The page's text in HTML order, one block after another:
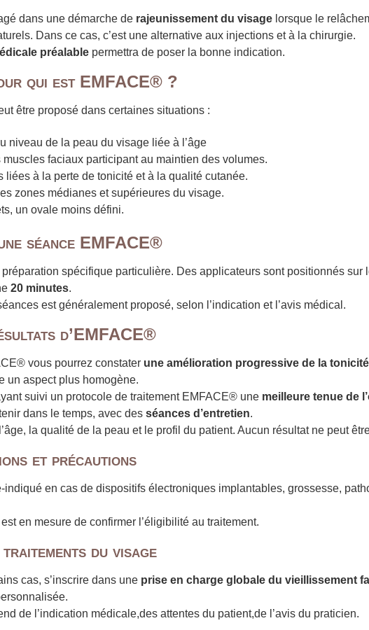
dans une démarche de rajeunissement du visage lorsque le
Dans ce cas, c’est une alternative aux injections et à la chirurgie.
préalable permettra de poser la bonne indication.
qui est EMFACE® ?
être proposé dans certaines situations :
niveau de la peau du visage liée à l’âge
faciaux participant au maintien des volumes.
liées à la perte de tonicité et à la qualité cutanée.
zones médianes et supérieures du visage.
un ovale moins défini.
séance EMFACE®
spécifique particulière. Des applicateurs sont positionnés
20 minutes.
est généralement proposé, selon l’indication et l’avis médical.
d’EMFACE®
vous pourrez constater une amélioration progressive de la
un aspect plus homogène.
suivi un protocole de traitement EMFACE® une meilleure tenue de
dans le temps, avec des séances d’entretien.
la qualité de la peau et le profil du patient. Aucun résultat ne peut
et précautions
indiqué en cas de dispositifs électroniques implantables, grossesse,
en mesure de confirmer l’éligibilité au traitement.
du visage
cas, s’inscrire dans une prise en charge globale du vieillissement
de l’indication médicale,des attentes du patient,de l’avis du praticien.